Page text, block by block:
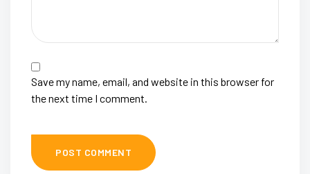
Save my name, email, and website in this browser for
the next time I comment.